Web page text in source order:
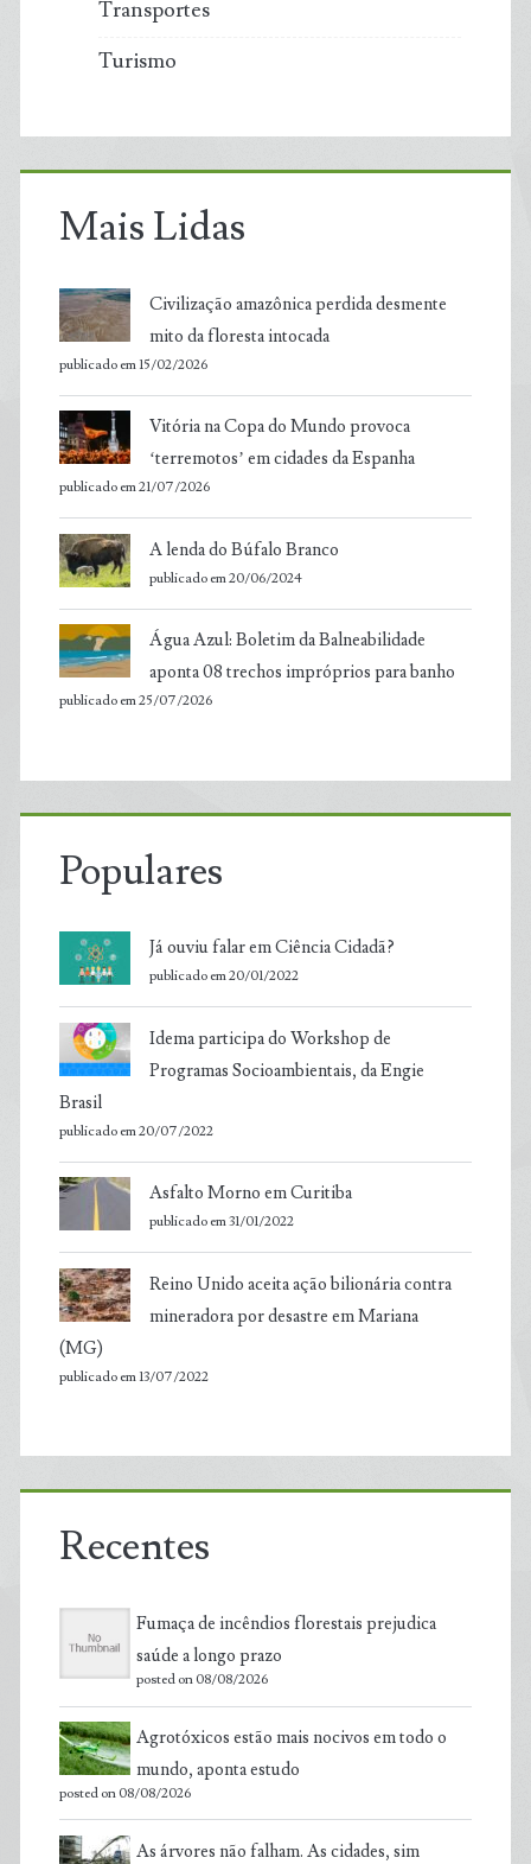
Transportes
Turismo
Mais Lidas
Civilização amazônica perdida desmente
mito da floresta intocada
publicado em 15/02/2026
Vitória na Copa do Mundo provoca
‘terremotos’ em cidades da Espanha
publicado em 21/07/2026
A lenda do Búfalo Branco
publicado em 20/06/2024
Água Azul: Boletim da Balneabilidade
aponta 08 trechos impróprios para banho
publicado em 25/07/2026
Populares
Já ouviu falar em Ciência Cidadã?
publicado em 20/01/2022
Idema participa do Workshop de
Programas Socioambientais, da Engie
Brasil
publicado em 20/07/2022
Asfalto Morno em Curitiba
publicado em 31/01/2022
Reino Unido aceita ação bilionária contra
mineradora por desastre em Mariana
(MG)
publicado em 13/07/2022
Recentes
Fumaça de incêndios florestais prejudica
saúde a longo prazo
posted on 08/08/2026
Agrotóxicos estão mais nocivos em todo o
mundo, aponta estudo
posted on 08/08/2026
As árvores não falham. As cidades, sim